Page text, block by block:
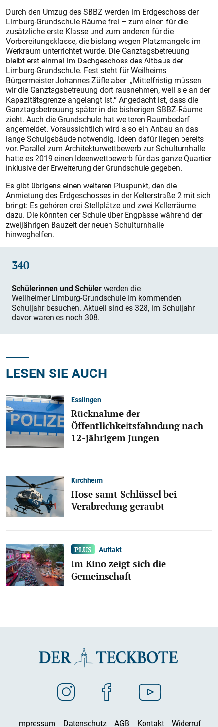
Durch den Umzug des SBBZ werden im Erdgeschoss der
Limburg-Grundschule Räume frei – zum einen für die
zusätzliche erste Klasse und zum anderen für die
Vorbereitungsklasse, die bislang wegen Platzmangels im
Werkraum unterrichtet wurde. Die Ganztagsbetreuung
bleibt erst einmal im Dachgeschoss des Altbaus der
Limburg-Grundschule. Fest steht für Weilheims
Bürgermeister Johannes Züfle aber: „Mittelfristig müssen
wir die Ganztagsbetreuung dort rausnehmen, weil sie an der
Kapazitätsgrenze angelangt ist.“ Angedacht ist, dass die
Ganztagsbetreuung später in die bisherigen SBBZ-Räume
zieht. Auch die Grundschule hat weiteren Raumbedarf
angemeldet. Voraussichtlich wird also ein Anbau an das
lange Schulgebäude notwendig. Ideen dafür liegen bereits
vor. Parallel zum Architekturwettbewerb zur Schulturnhalle
hatte es 2019 einen Ideenwettbewerb für das ganze Quartier
inklusive der Erweiterung der Grundschule gegeben.
Es gibt übrigens einen weiteren Pluspunkt, den die
Anmietung des Erdgeschosses in der Kelterstraße 2 mit sich
bringt: Es gehören drei Stellplätze und zwei Kellerräume
dazu. Die könnten der Schule über Engpässe während der
zweijährigen Bauzeit der neuen Schulturnhalle
hinweghelfen.
340
Schülerinnen und Schülerwerden die
Weilheimer Limburg-Grundschule im kommenden
Schuljahr besuchen. Aktuell sind es 328, im Schuljahr
davor waren es noch 308.
LESEN SIE AUCH
Esslingen
Rücknahme der
Öffentlichkeitsfahndung nach
12-jährigem Jungen
Kirchheim
Hose samt Schlüssel bei
Verabredung geraubt
Auftakt
Im Kino zeigt sich die
Gemeinschaft
Impressum Datenschutz AGB Kontakt Widerruf